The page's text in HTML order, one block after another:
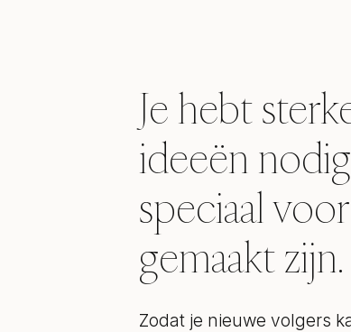
Je hebt
ideeën
speciaal
gemaakt zijn.
Zodat je nieuwe volgers